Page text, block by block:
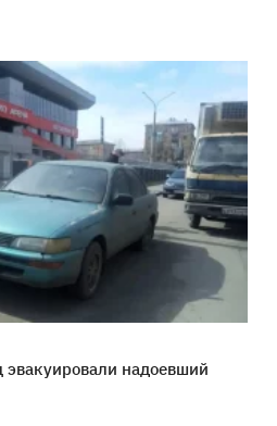
эвакуировали надоевший